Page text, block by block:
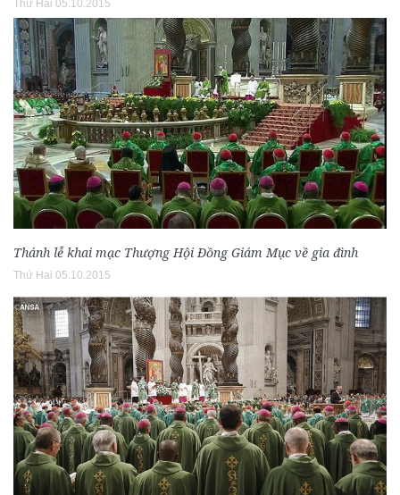
Thứ Hai 05.10.2015
Thánh lễ khai mạc Thượng Hội Đồng Giám Mục về gia đình
Thứ Hai 05.10.2015